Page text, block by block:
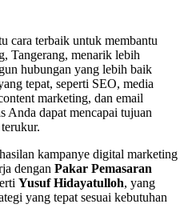
cara terbaik untuk membantu
Tangerang, menarik lebih
hubungan yang lebih baik
tepat, seperti SEO, media
marketing, dan email
Anda dapat mencapai tujuan
kampanye digital marketing
dengan Pakar Pemasaran
Yusuf Hidayatulloh, yang
yang tepat sesuai kebutuhan